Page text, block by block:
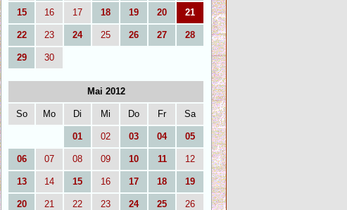
15 16 17 18 19 20 21
22 23 24 25 26 27 28
29 30
Mai 2012
So Mo Di Mi Do Fr Sa
01 02 03 04 05
06 07 08 09 10 11 12
13 14 15 16 17 18 19
20 21 22 23 24 25 26